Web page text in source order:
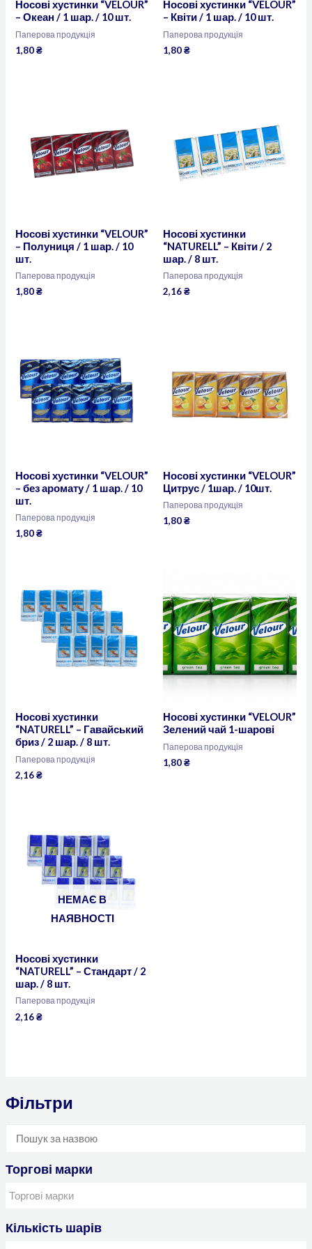
Фільтри
Торгові марки
Кількість шарів
Носові хустинки “VELOUR”
– Океан / 1 шар. / 10 шт.
Паперова продукція
1,80₴
Носові хустинки “VELOUR”
– Квіти / 1 шар. / 10 шт.
Паперова продукція
1,80₴
Носові хустинки “VELOUR”
– Полуниця / 1 шар. / 10
шт.
Паперова продукція
1,80₴
Носові хустинки
“NATURELL” – Квіти / 2
шар. / 8 шт.
Паперова продукція
2,16₴
Носові хустинки “VELOUR”
– без аромату / 1 шар. / 10
шт.
Паперова продукція
1,80₴
Носові хустинки “VELOUR”
Цитрус / 1шар. / 10шт.
Паперова продукція
1,80₴
Носові хустинки
“NATURELL” – Гавайський
бриз / 2 шар. / 8 шт.
Паперова продукція
2,16₴
Носові хустинки “VELOUR”
Зелений чай 1-шарові
Паперова продукція
1,80₴
НЕМАЄ В
НАЯВНОСТІ
Носові хустинки
“NATURELL” – Стандарт / 2
шар. / 8 шт.
Паперова продукція
2,16₴